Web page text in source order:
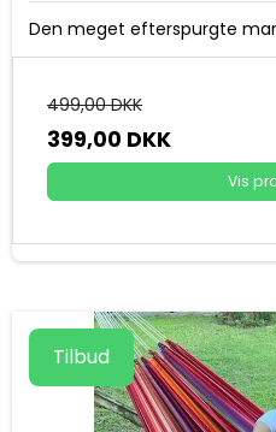
Den meget efterspurgte
499,00 DKK
399,00 DKK
Vis
Tilbud